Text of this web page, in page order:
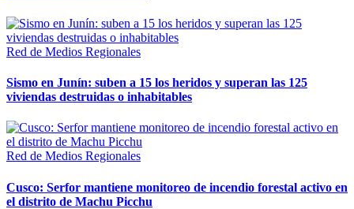
Red de Medios Regionales
Sismo en Junín: suben a 15 los heridos y superan las 125
viviendas destruidas o inhabitables
Red de Medios Regionales
Cusco: Serfor mantiene monitoreo de incendio forestal activo en
el distrito de Machu Picchu